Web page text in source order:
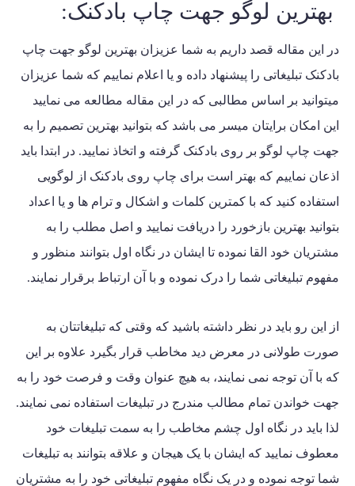
بهترین لوگو جهت چاپ بادکنک:
در این مقاله قصد داریم به شما عزیزان بهترین لوگو جهت چاپ
بادکنک تبلیغاتی را پیشنهاد داده و یا اعلام نماییم که شما عزیزان
میتوانید بر اساس مطالبی که در این مقاله مطالعه می نمایید
این امکان برایتان میسر می باشد که بتوانید بهترین تصمیم را به
جهت چاپ لوگو بر روی بادکنک گرفته و اتخاذ نمایید. در ابتدا باید
اذعان نماییم که بهتر است برای چاپ روی بادکنک از لوگویی
استفاده کنید که با کمترین کلمات و اشکال و ترام ها و یا اعداد
بتوانید بهترین بازخورد را دریافت نمایید و اصل مطلب را به
مشتریان خود القا نموده تا ایشان در نگاه اول بتوانند منظور و
مفهوم تبلیغاتی شما را درک نموده و با آن ارتباط برقرار نمایند.
از این رو باید در نظر داشته باشید که وقتی که تبلیغاتتان به
صورت طولانی در معرض دید مخاطب قرار بگیرد علاوه بر این
که با آن توجه نمی نمایند، به هیچ عنوان وقت و فرصت خود را به
جهت خواندن تمام مطالب مندرج در تبلیغات استفاده نمی نمایند.
لذا باید در نگاه اول چشم مخاطب را به سمت تبلیغات خود
معطوف نمایید که ایشان با یک هیجان و علاقه بتوانند به تبلیغات
شما توجه نموده و در یک نگاه مفهوم تبلیغاتی خود را به مشتریان